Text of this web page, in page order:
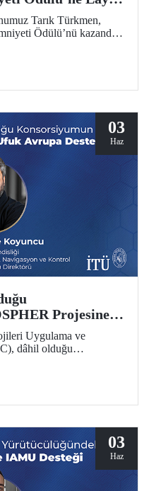
Tarık Türkmen,
Ödülü’nü kazandı.
katkıyla bu prestijli
03
Haz
Projesine
Uygulama ve
dâhil olduğu
İTÜ ARC’nin hava
03
Haz